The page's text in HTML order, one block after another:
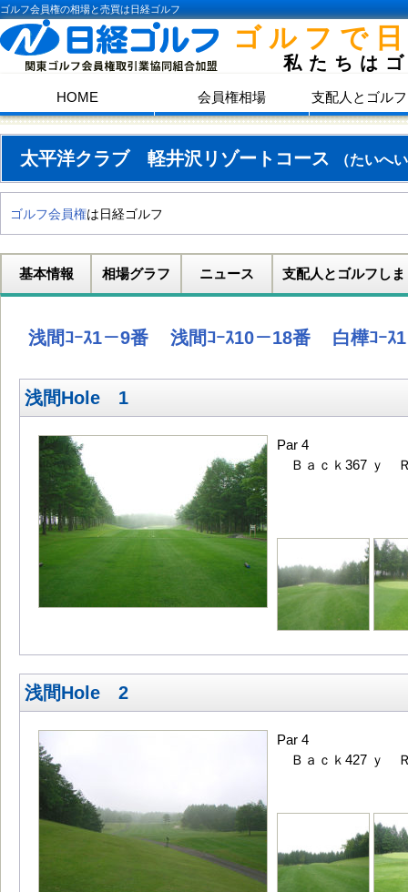
ゴルフ会員権の相場と売買は日経ゴルフ
ゴルフで
私たちは
HOME 会員権相場 支配人とゴル
太平洋クラブ 軽井沢リゾートコース （たいへ
ゴルフ会員権は日経ゴルフ
基本情報 相場グラフ ニュース 支配人とゴルフしま
浅間ｺｰｽ1－9番 浅間ｺｰｽ10－18番 白樺ｺｰｽ
浅間Hole 1
Par 4
Ｂａｃｋ367 ｙ
浅間Hole 2
Par 4
Ｂａｃｋ427 ｙ